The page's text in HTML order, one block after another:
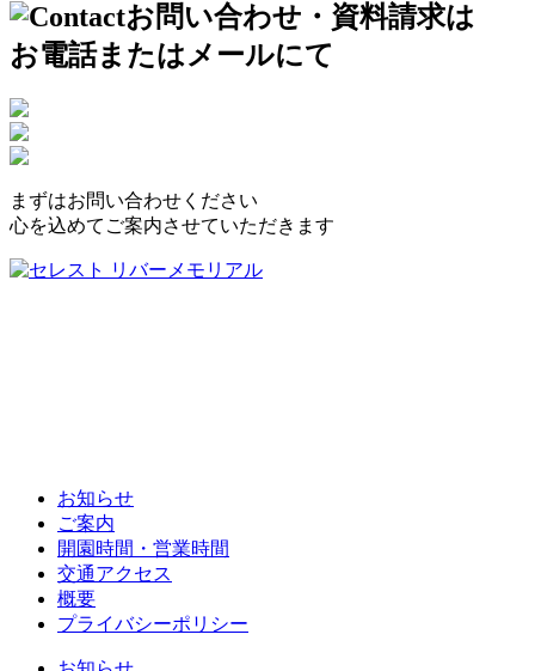
お問い合わせ・資料請求は
お電話またはメールにて
まずはお問い合わせください
心を込めてご案内させていただきます
お知らせ
ご案内
開園時間・営業時間
交通アクセス
概要
プライバシーポリシー